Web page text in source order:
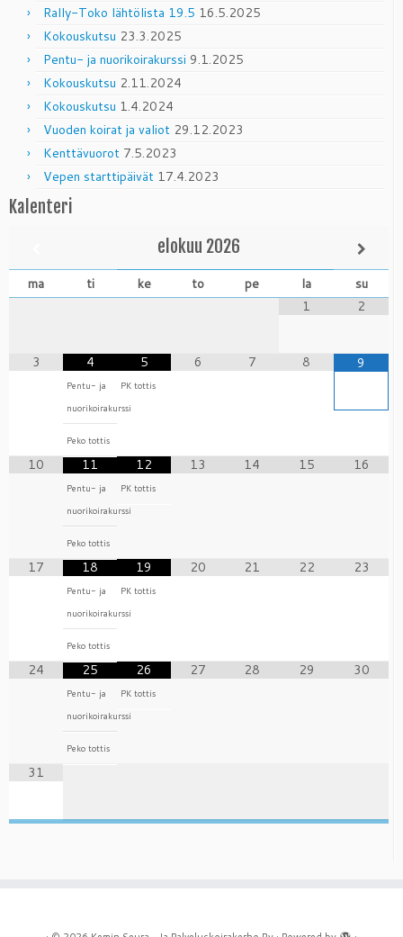
Rally-Toko lähtölista 19.5 16.5.2025
Kokouskutsu 23.3.2025
Pentu- ja nuorikoirakurssi 9.1.2025
Kokouskutsu 2.11.2024
Kokouskutsu 1.4.2024
Vuoden koirat ja valiot 29.12.2023
Kenttävuorot 7.5.2023
Vepen starttipäivät 17.4.2023
Kalenteri
elokuu 2026
ma ti ke to pe la
su
1
2
3 4
Pentu- ja
nuorikoirakurssi
Peko tottis
5
PK tottis
6 7 8 9
10 11
Pentu- ja
nuorikoirakurssi
Peko tottis
12
PK tottis
13 14 15 16
17 18
Pentu- ja
nuorikoirakurssi
Peko tottis
19
PK tottis
20 21 22 23
24 25
Pentu- ja
nuorikoirakurssi
Peko tottis
26
PK tottis
27 28 29 30
31